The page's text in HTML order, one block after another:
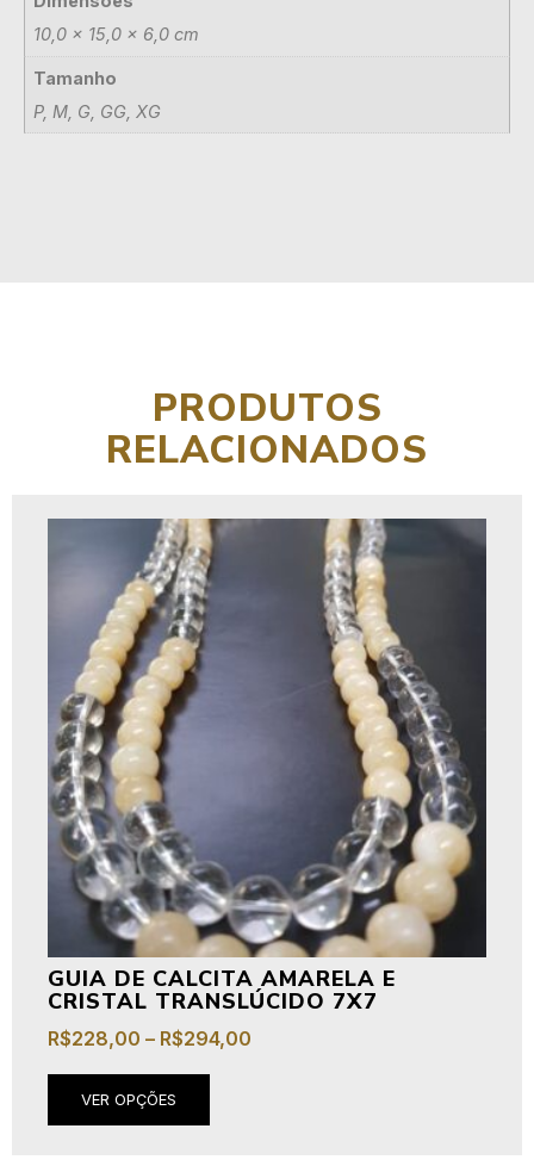
10,0 × 15,0 × 6,0 cm
Tamanho
P, M, G, GG, XG
PRODUTOS
RELACIONADOS
GUIA DE CALCITA AMARELA E
CRISTAL TRANSLÚCIDO 7X7
R$228,00 – R$294,00
VER OPÇÕES